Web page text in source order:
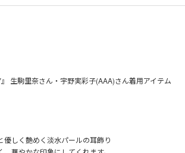
生駒里奈さん・宇野実彩子(AAA)さん着用アイテム
しく艶めく淡水パールの耳飾り